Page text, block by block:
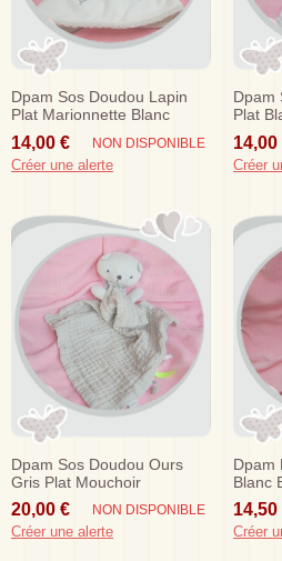
Dpam Sos Doudou Lapin
Plat Marionnette Blanc
Theatre
14,00 € NON DISPONIBLE
Créer une alerte
Dpam
Plat
14,00
Créer
Dpam Sos Doudou Ours
Gris Plat Mouchoir
20,00 € NON DISPONIBLE
Créer une alerte
Dpam
Blanc
14,50
Créer